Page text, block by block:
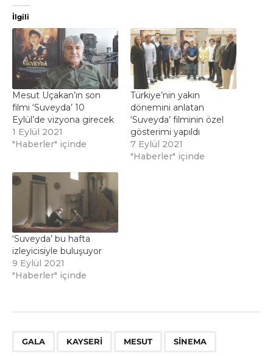
İlgili
Mesut Uçakan’ın son
filmi ‘Suveyda’ 10
Eylül’de vizyona girecek
1 Eylül 2021
"Haberler" içinde
Türkiye’nin yakın
dönemini anlatan
‘Suveyda’ filminin özel
gösterimi yapıldı
7 Eylül 2021
"Haberler" içinde
‘Suveyda’ bu hafta
izleyicisiyle buluşuyor
9 Eylül 2021
"Haberler" içinde
GALA KAYSERI MESUT SINEMA